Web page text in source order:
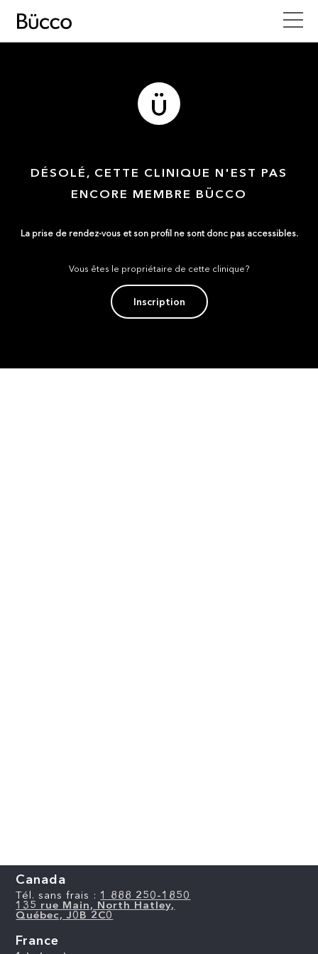
DÉSOLÉ, CETTE CLINIQUE N'EST PAS
ENCORE MEMBRE BÜCCO
La prise de rendez-vous et son profil ne sont donc pas accessibles.
Vous êtes le propriétaire de cette clinique?
Inscription
Canada
Tél. sans frais : 1 888 250-1850
135 rue Main, North Hatley,
Québec, J0B 2C0
France